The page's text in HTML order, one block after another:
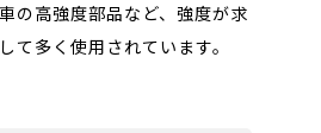
の高強度部品など、強度が求
て多く使用されています。